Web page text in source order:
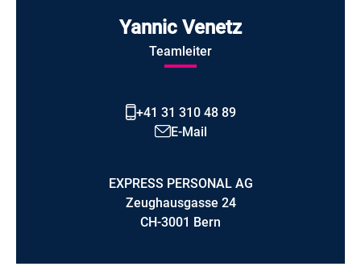
Yannic Venetz
Teamleiter
+41 31 310 48 89
E-Mail
EXPRESS PERSONAL AG
Zeughausgasse 24
CH-3001 Bern